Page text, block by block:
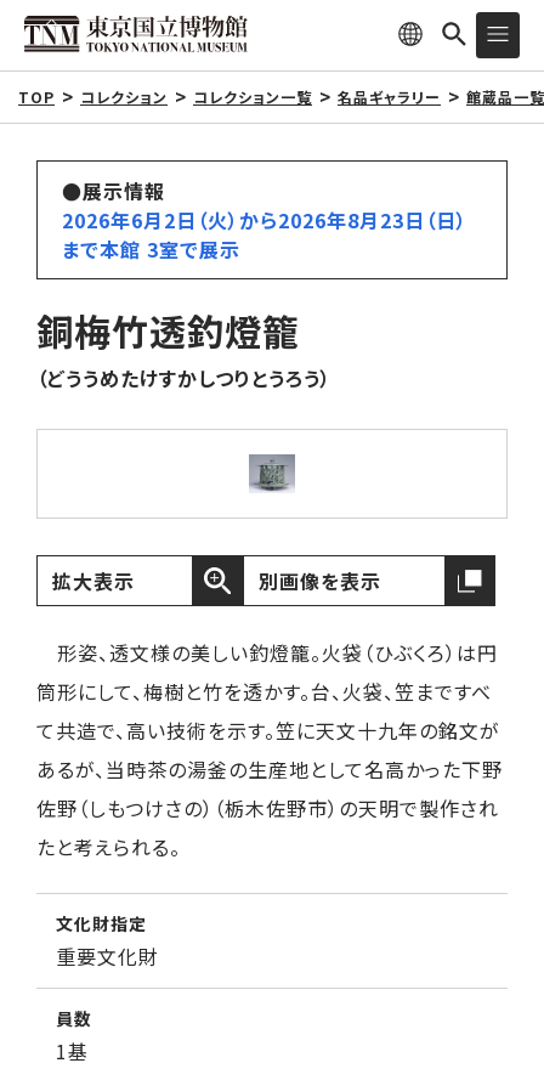
TOP コレクション コレクション一覧 名品ギャラリー 館蔵品一覧
●展示情報
2026年6月2日（火）から2026年8月23日（日）
まで本館 3室で展示
銅梅竹透釣燈籠
（どううめたけすかしつりとうろう）
拡大表示 別画像を表示
形姿、透文様の美しい釣燈籠。火袋（ひぶくろ）は円
筒形にして、梅樹と竹を透かす。台、火袋、笠まですべ
て共造で、高い技術を示す。笠に天文十九年の銘文が
あるが、当時茶の湯釜の生産地として名高かった下野
佐野（しもつけさの）（栃木佐野市）の天明で製作され
たと考えられる。
文化財指定
重要文化財
員数
1基